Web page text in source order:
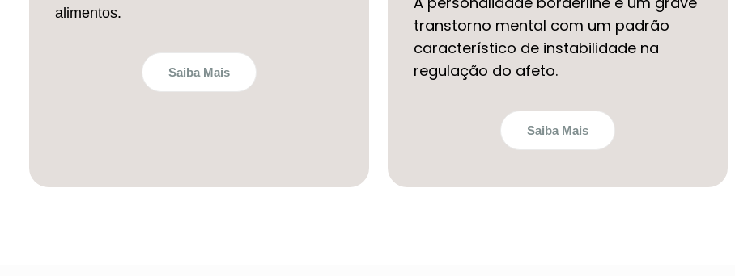
alimentos.
Saiba Mais
transtorno mental com um padrão
característico de instabilidade na
regulação do afeto.
Saiba Mais